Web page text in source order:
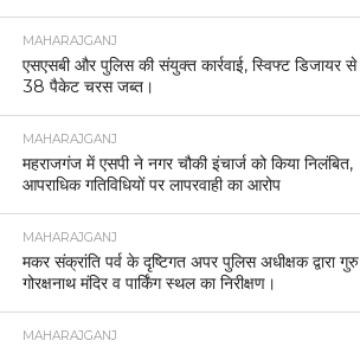
MAHARAJGANJ
एसएसबी और पुलिस की संयुक्त कार्रवाई, स्विफ्ट डिजायर से
38 पैकेट चरस जब्त।
MAHARAJGANJ
महराजगंज में एसपी ने नगर चौकी इंचार्ज को किया निलंबित,
आपराधिक गतिविधियों पर लापरवाही का आरोप
MAHARAJGANJ
मकर संक्रांति पर्व के दृष्टिगत अपर पुलिस अधीक्षक द्वारा गुरु
गोरक्षनाथ मंदिर व पार्किंग स्थल का निरीक्षण।
MAHARAJGANJ